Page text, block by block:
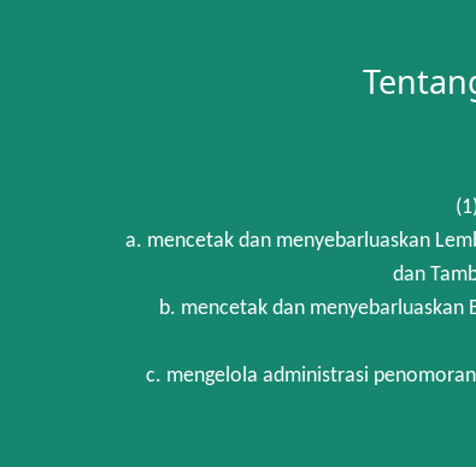
a. mencetak dan menyebarluaskan
dan
b. mencetak dan menyebarluaskan
c. mengelola administrasi